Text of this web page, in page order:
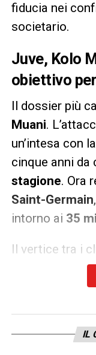
fiducia nei
societario.
Juve, Kolo
obiettivo
Il dossier più
Muani.
un’intesa con la
cinque anni da
stagione. Ora
Saint-Germain
intorno ai 35
Il vertice tra i
una tappa
centrale per il
bianconero.
IL